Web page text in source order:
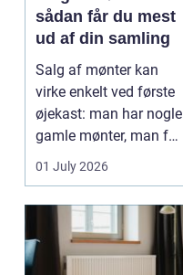
sådan får du mest
ud af din samling
Salg af mønter kan
virke enkelt ved første
øjekast: man har nogle
gamle mønter, man får
dem vurderet...
01 July 2026